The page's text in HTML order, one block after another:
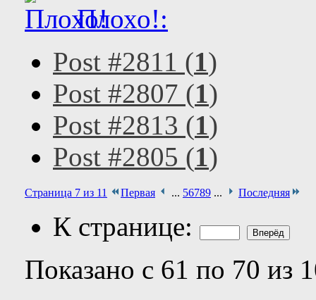
Плохо!:
Post #2811 (1)
Post #2807 (1)
Post #2813 (1)
Post #2805 (1)
Страница 7 из 11 Первая ... 56789 ... Последняя
К странице:
Показано с 61 по 70 из